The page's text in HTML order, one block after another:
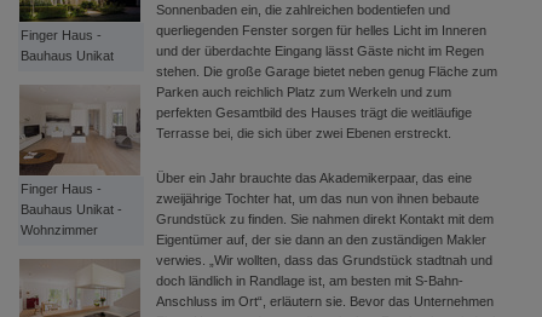
Finger Haus -
Bauhaus Unikat
Finger Haus -
Bauhaus Unikat -
Wohnzimmer
Sonnenbaden ein, die zahlreichen bodentiefen und
querliegenden Fenster sorgen für helles Licht im Inneren
und der überdachte Eingang lässt Gäste nicht im Regen
stehen. Die große Garage bietet neben genug Fläche zum
Parken auch reichlich Platz zum Werkeln und zum
perfekten Gesamtbild des Hauses trägt die weitläufige
Terrasse bei, die sich über zwei Ebenen erstreckt.
Über ein Jahr brauchte das Akademikerpaar, das eine
zweijährige Tochter hat, um das nun von ihnen bebaute
Grundstück zu finden. Sie nahmen direkt Kontakt mit dem
Eigentümer auf, der sie dann an den zuständigen Makler
verwies. „Wir wollten, dass das Grundstück stadtnah und
doch ländlich in Randlage ist, am besten mit S-Bahn-
Anschluss im Ort“, erläutern sie. Bevor das Unternehmen